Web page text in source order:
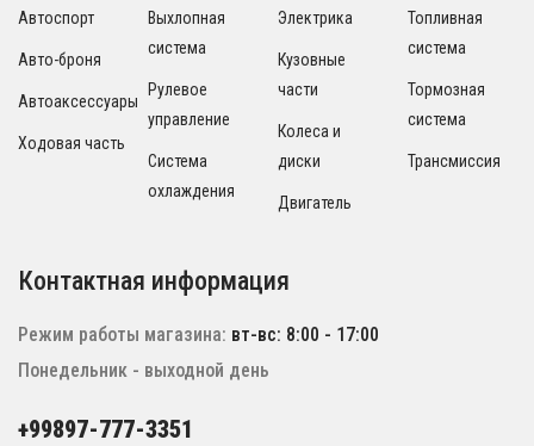
Автоспорт
Авто-броня
Автоаксессуары
Ходовая часть
Выхлопная
система
Рулевое
управление
Система
охлаждения
Электрика
Кузовные
части
Колеса и
диски
Двигатель
Топливная
система
Тормозная
система
Трансмиссия
Контактная информация
Режим работы магазина: вт-вс: 8:00 - 17:00
Понедельник - выходной день
+99897-777-3351